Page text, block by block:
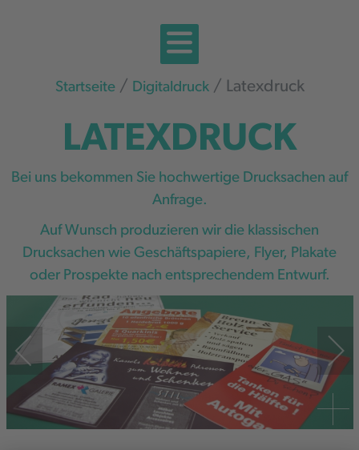
Startseite Digitaldruck Latexdruck
LATEXDRUCK
Bei uns bekommen Sie hochwertige Drucksachen auf
Anfrage.
Auf Wunsch produzieren wir die klassischen
Drucksachen wie Geschäftspapiere, Flyer, Plakate
oder Prospekte nach entsprechendem Entwurf.